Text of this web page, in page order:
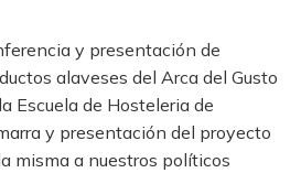
y presentación de
alaveses del Arca del Gusto
Escuela de Hosteleria de
y presentación del proyecto
misma a nuestros políticos